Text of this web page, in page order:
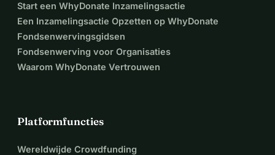
Start een WhyDonate Inzamelingsactie
Een Inzamelingsactie Opzetten op WhyDonate
Fondsenwervingsgidsen
Fondsenwerving voor Organisaties
Waarom WhyDonate Vertrouwen
Platformfuncties
Wereldwijde Crowdfunding